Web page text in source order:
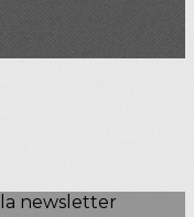
newsletter